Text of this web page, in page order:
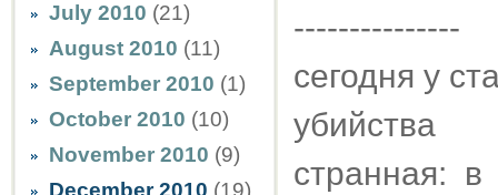
July 2010 (21)
August 2010 (11)
September 2010 (1)
October 2010 (10)
November 2010 (9)
December 2010 (19)
---------------
сегодня у
убийства
странная: